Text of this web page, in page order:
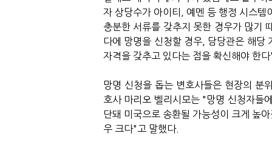
자 상당수가 아이티, 예멘 등 행정 시스템
충분한 서류를 갖추지 못한 경우가 많기
다에 망명을 신청할 경우, 담당관은 해당
자격을 갖추고 있다는 점을 확신해야 한
망명 신청을 돕는 변호사들은 현장의 분
호사 마리오 벨리시모는 "망명 신청자들
단돼 미국으로 송환될 가능성이 크게 높
우 크다"고 말했다.